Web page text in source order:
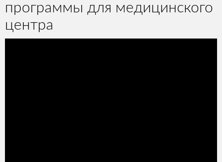
программы для медицинского
центра